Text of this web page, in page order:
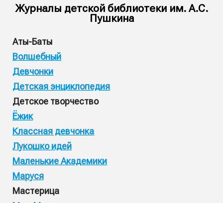
Журналы детской библиотеки им. А.С.
Пушкина
Аты-Баты
Волшебный
Девчонки
Детская энциклопедия
Детское творчество
Ёжик
Классная девчонка
Лукошко идей
Маленькие Академики
Маруся
Мастерица